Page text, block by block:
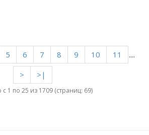
5 6 7 8 9 10 11
....
>
>|
с 1 по 25 из 1709 (страниц: 69)